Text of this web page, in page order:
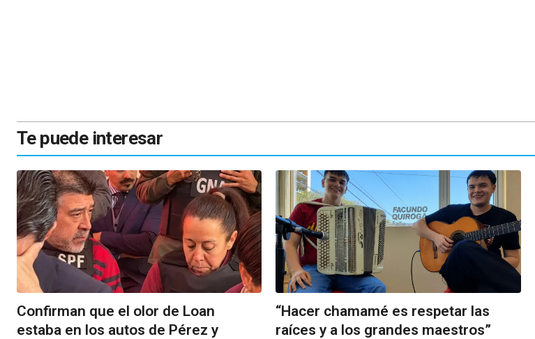
Te puede interesar
Confirman que el olor de Loan
estaba en los autos de Pérez y
“Hacer chamamé es respetar las
raíces y a los grandes maestros”